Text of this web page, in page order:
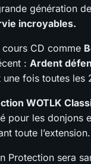
génération
incroyables.
CD comme
: Ardent
fois toutes les
WOTLK
pour les donjons
toute l’extension.
Protection sera